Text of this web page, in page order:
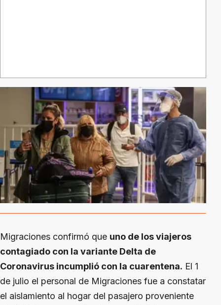
Migraciones confirmó que uno de los viajeros
contagiado con la variante Delta de
Coronavirus incumplió con la cuarentena. El 1
de julio el personal de Migraciones fue a constatar
el aislamiento al hogar del pasajero proveniente